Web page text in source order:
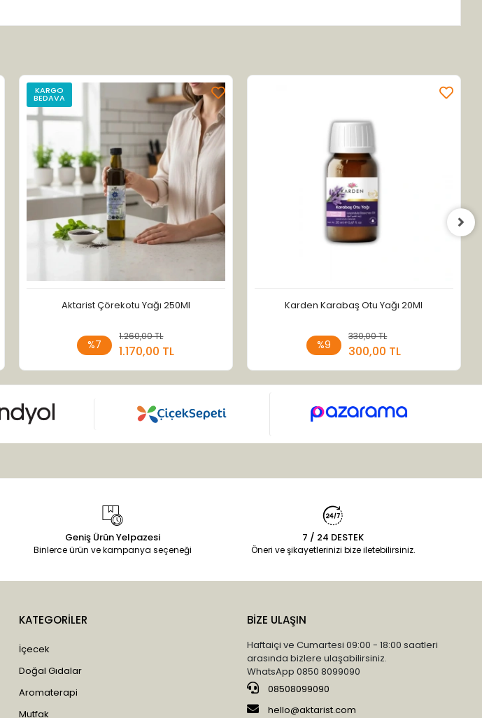
KARGO
BEDAVA
Aktarist Çörekotu Yağı 250Ml
%7
1.260,00 TL
1.170,00 TL
Sepete Ekle
Karden Karabaş Otu Yağı 20Ml
%9
330,00 TL
300,00 TL
Sepete Ekle
Geniş Ürün Yelpazesi
Binlerce ürün ve kampanya seçeneği
7 / 24 DESTEK
Öneri ve şikayetlerinizi bize iletebilirsiniz.
KATEGORİLER
İçecek
Doğal Gıdalar
Aromaterapi
Mutfak
BİZE ULAŞIN
Haftaiçi ve Cumartesi 09:00 - 18:00 saatleri
arasında bizlere ulaşabilirsiniz.
WhatsApp 0850 8099090
08508099090
hello@aktarist.com